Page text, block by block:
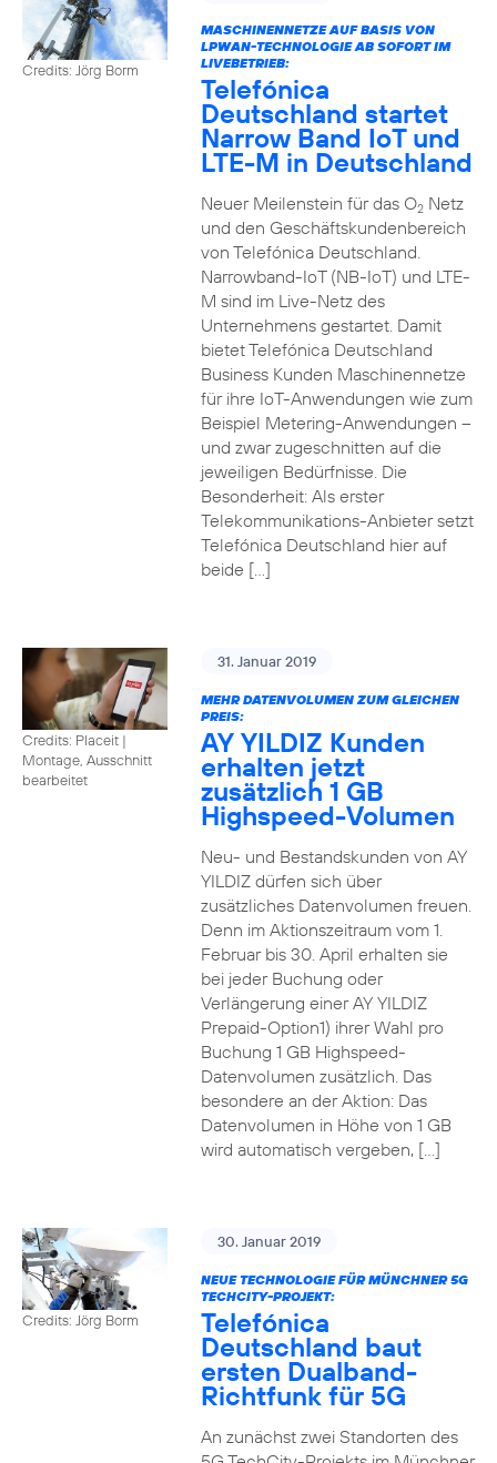
Credits: Jörg Borm
MASCHINENNETZE AUF BASIS VON
LPWAN-TECHNOLOGIE AB SOFORT IM
LIVEBETRIEB:
Telefónica
Deutschland startet
Narrow Band IoT und
LTE-M in Deutschland
Neuer Meilenstein für das O2Netz
und den Geschäftskundenbereich
von Telefónica Deutschland.
Narrowband-IoT (NB-IoT) und LTE-
M sind im Live-Netz des
Unternehmens gestartet. Damit
bietet Telefónica Deutschland
Business Kunden Maschinennetze
für ihre IoT-Anwendungen wie zum
Beispiel Metering-Anwendungen –
und zwar zugeschnitten auf die
jeweiligen Bedürfnisse. Die
Besonderheit: Als erster
Telekommunikations-Anbieter setzt
Telefónica Deutschland hier auf
beide […]
Credits: Placeit |
Montage, Ausschnitt
bearbeitet
31. Januar 2019
MEHR DATENVOLUMEN ZUM GLEICHEN
PREIS:
AY YILDIZ Kunden
erhalten jetzt
zusätzlich 1 GB
Highspeed-Volumen
Neu- und Bestandskunden von AY
YILDIZ dürfen sich über
zusätzliches Datenvolumen freuen.
Denn im Aktionszeitraum vom 1.
Februar bis 30. April erhalten sie
bei jeder Buchung oder
Verlängerung einer AY YILDIZ
Prepaid-Option1) ihrer Wahl pro
Buchung 1 GB Highspeed-
Datenvolumen zusätzlich. Das
besondere an der Aktion: Das
Datenvolumen in Höhe von 1 GB
wird automatisch vergeben, […]
Credits: Jörg Borm
30. Januar 2019
NEUE TECHNOLOGIE FÜR MÜNCHNER 5G
TECHCITY-PROJEKT:
Telefónica
Deutschland baut
ersten Dualband-
Richtfunk für 5G
An zunächst zwei Standorten des